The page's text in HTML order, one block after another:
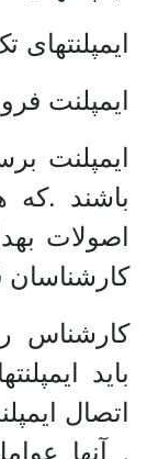
ایمپلنت
ایمپلنت
باشند .که
اصولات
کارشناسان
کارشناس
باید
اتصال
, آنها